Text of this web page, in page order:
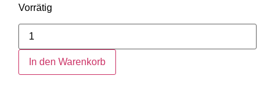
Vorrätig
In den Warenkorb